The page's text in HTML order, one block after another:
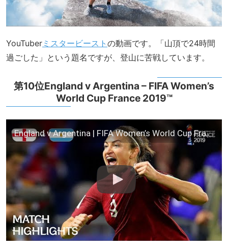
YouTuber ミスタービースト の動画です。「山頂で24時間
過ごした」という題名ですが、登山に苦戦しています。
第10位England v Argentina – FIFA Women’s
World Cup France 2019™
England v Argentina | FIFA Women’s World Cup France 2019 | Match Highlights